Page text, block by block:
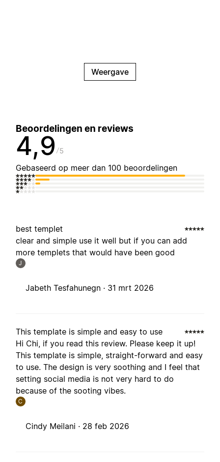
Weergave
Beoordelingen en reviews
4,9 5
Gebaseerd op meer dan 100 beoordelingen
best templet
clear and simple use it well but if you can add
more templets that would have been good
J
Jabeth Tesfahunegn · 31 mrt 2026
This template is simple and easy to use
Hi Chi, if you read this review. Please keep it up!
This template is simple, straight-forward and easy
to use. The design is very soothing and I feel that
setting social media is not very hard to do
because of the sooting vibes.
C
Cindy Meilani · 28 feb 2026